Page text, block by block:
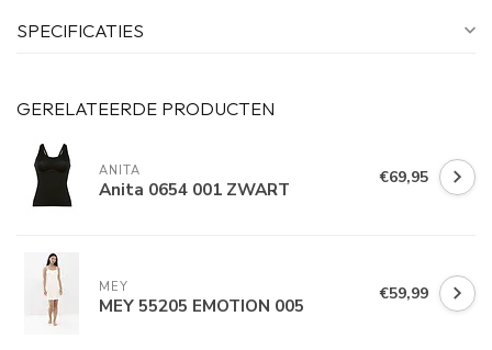
SPECIFICATIES
GERELATEERDE PRODUCTEN
ANITA
Anita 0654 001 ZWART €69,95
MEY
MEY 55205 EMOTION 005 €59,99